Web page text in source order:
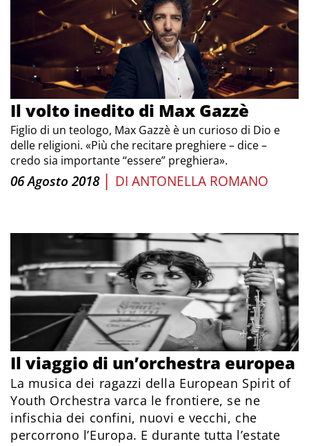
Il volto inedito di Max Gazzè
Figlio di un teologo, Max Gazzè è un curioso di Dio e
delle religioni. «Più che recitare preghiere – dice –
credo sia importante “essere” preghiera».
06 Agosto 2018 | DI ANTONELLA ROMANO
Il viaggio di un’orchestra europea
La musica dei ragazzi della European Spirit of
Youth Orchestra varca le frontiere, se ne
infischia dei confini, nuovi e vecchi, che
percorrono l’Europa. E durante tutta l’estate